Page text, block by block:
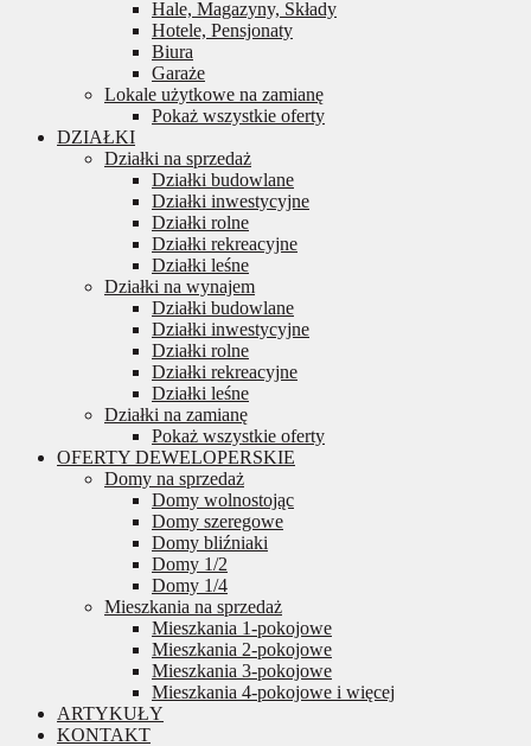
Hale, Magazyny, Składy
Hotele, Pensjonaty
Biura
Garaże
Lokale użytkowe na zamianę
Pokaż wszystkie oferty
DZIAŁKI
Działki na sprzedaż
Działki budowlane
Działki inwestycyjne
Działki rolne
Działki rekreacyjne
Działki leśne
Działki na wynajem
Działki budowlane
Działki inwestycyjne
Działki rolne
Działki rekreacyjne
Działki leśne
Działki na zamianę
Pokaż wszystkie oferty
OFERTY DEWELOPERSKIE
Domy na sprzedaż
Domy wolnostojąc
Domy szeregowe
Domy bliźniaki
Domy 1/2
Domy 1/4
Mieszkania na sprzedaż
Mieszkania 1-pokojowe
Mieszkania 2-pokojowe
Mieszkania 3-pokojowe
Mieszkania 4-pokojowe i więcej
ARTYKUŁY
KONTAKT